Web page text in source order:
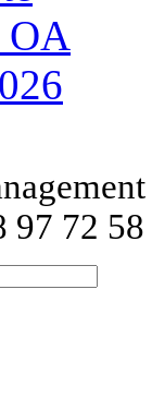
97 72 58